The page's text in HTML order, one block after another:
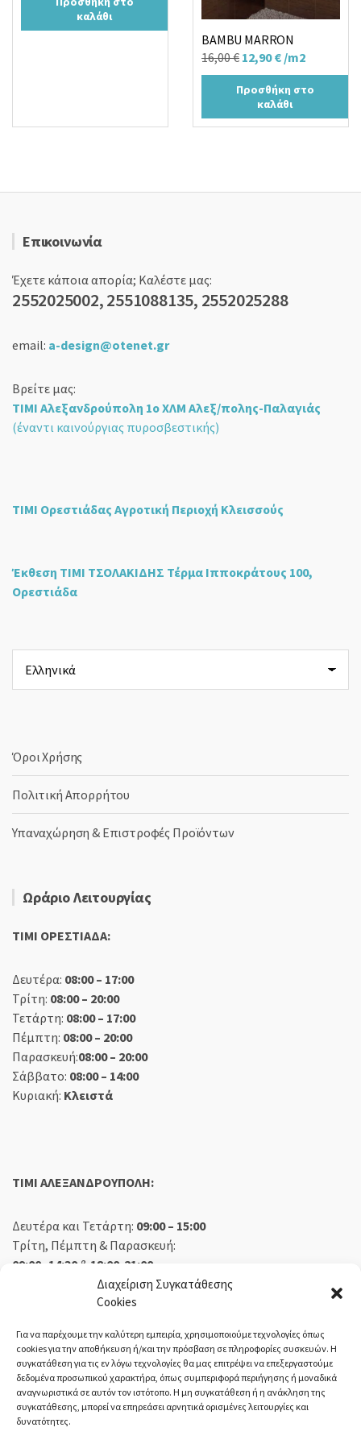
Διαχείριση Συγκατάθεσης
Cookies
Για να παρέχουμε την καλύτερη εμπειρία, χρησιμοποιούμε τεχνολογίες όπως
cookies για την αποθήκευση ή/και την πρόσβαση σε πληροφορίες συσκευών. Η
συγκατάθεση για τις εν λόγω τεχνολογίες θα μας επιτρέψει να επεξεργαστούμε
δεδομένα προσωπικού χαρακτήρα, όπως συμπεριφορά περιήγησης ή μοναδικά
αναγνωριστικά σε αυτόν τον ιστότοπο. Η μη συγκατάθεση ή η ανάκληση της
συγκατάθεσης, μπορεί να επηρεάσει αρνητικά ορισμένες λειτουργίες και
δυνατότητες.
was:
τιμή
καλάθι
BAMBU MARRON
16,00€ Original
price
was:
12,90€Η
τρέχουσα
τιμή
/m2
Προσθήκη στο
καλάθι
Επικοινωνία
Έχετε κάποια απορία; Καλέστε μας:
2552025002, 2551088135, 2552025288
email: a-design@otenet.gr
Βρείτε μας:
ΤΙΜΙ Αλεξανδρούπολη 1ο ΧΛΜ Αλεξ/πολης-Παλαγιάς
(έναντι καινούργιας πυροσβεστικής)
ΤΙΜΙ Ορεστιάδας Αγροτική Περιοχή Κλεισσούς
Έκθεση ΤΙΜΙ ΤΣΟΛΑΚΙΔΗΣ Τέρμα Ιπποκράτους 100,
Ορεστιάδα
μια
γλώσσα
Όροι Χρήσης
Πολιτική Απορρήτου
Υπαναχώρηση & Επιστροφές Προϊόντων
Ωράριο Λειτουργίας
TIMI ΟΡΕΣΤΙΑΔΑ:
Δευτέρα: 08:00 – 17:00
Τρίτη: 08:00 – 20:00
Τετάρτη: 08:00 – 17:00
Πέμπτη: 08:00 – 20:00
Παρασκευή:08:00 – 20:00
Σάββατο: 08:00 – 14:00
Κυριακή: Κλειστά
TIMI ΑΛΕΞΑΝΔΡΟΥΠΟΛΗ:
Δευτέρα και Τετάρτη: 09:00 – 15:00
Τρίτη, Πέμπτη & Παρασκευή:
09:00 -14:30 & 18:00-21:00
09:00 – 14:30
Κλειστά
ΕΚΘΕΣΗ ΟΡΕΣΤΙΑΔΑ: